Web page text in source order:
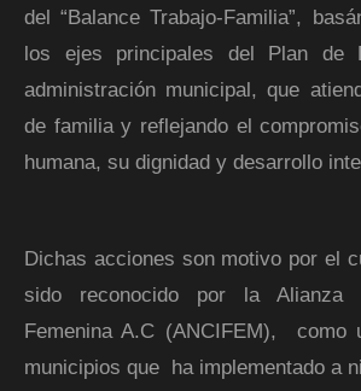
del “Balance Trabajo-Familia”,
los ejes principales del Plan de
administración municipal, que
de familia y reflejando el
humana, su dignidad y desarrollo
Dichas acciones son motivo por el
sido reconocido por la Alianza
Femenina A.C (ANCIFEM), como
municipios que ha implementado a